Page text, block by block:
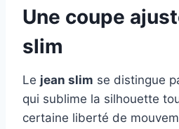
Une coupe
slim
Le jean slim se distingue
qui sublime la silhouette
certaine liberté de